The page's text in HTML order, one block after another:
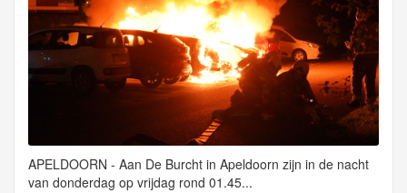
APELDOORN - Aan De Burcht in Apeldoorn zijn in de nacht
van donderdag op vrijdag rond 01.45...